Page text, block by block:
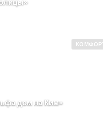
дом на Ким»